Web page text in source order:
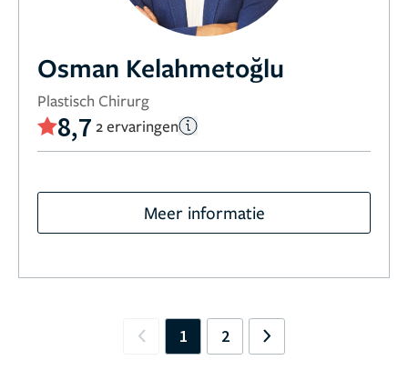
Osman Kelahmetoğlu
Plastisch Chirurg
8,7 2 ervaringen
Meer informatie
Previous
1 2 Next